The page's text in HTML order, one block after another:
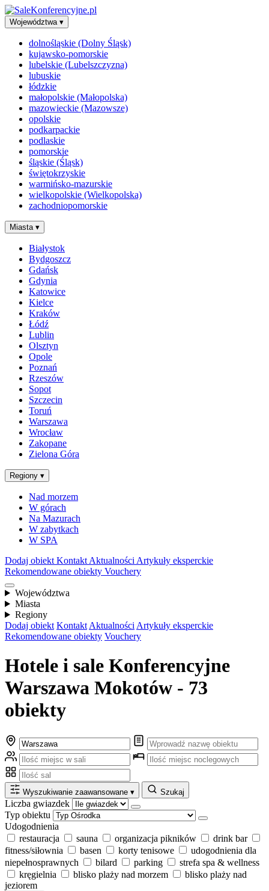
Województwa ▾
dolnośląskie (Dolny Śląsk)
kujawsko-pomorskie
lubelskie (Lubelszczyzna)
lubuskie
łódzkie
małopolskie (Małopolska)
mazowieckie (Mazowsze)
opolskie
podkarpackie
podlaskie
pomorskie
śląskie (Śląsk)
świętokrzyskie
warmińsko-mazurskie
wielkopolskie (Wielkopolska)
zachodniopomorskie
Miasta ▾
Białystok
Bydgoszcz
Gdańsk
Gdynia
Katowice
Kielce
Kraków
Łódź
Lublin
Olsztyn
Opole
Poznań
Rzeszów
Sopot
Szczecin
Toruń
Warszawa
Wrocław
Zakopane
Zielona Góra
Regiony ▾
Nad morzem
W górach
Na Mazurach
W zabytkach
W SPA
Dodaj obiekt Kontakt Aktualności Artykuły eksperckie
Rekomendowane obiekty Vouchery
Województwa
Miasta
Regiony
Dodaj obiekt Kontakt Aktualności Artykuły eksperckie
Rekomendowane obiekty Vouchery
Hotele i sale Konferencyjne
Warszawa Mokotów - 73
obiekty
Wyszukiwanie zaawansowane ▾ Szukaj
Liczba gwiazdek
Typ obiektu
Udogodnienia
restauracja
sauna organizacja pikników
drink bar
fitness/siłownia
basen korty tenisowe
udogodnienia dla
niepełnosprawnych
bilard parking
strefa spa & wellness
kręgielnia
blisko plaży nad morzem
blisko plaży nad
jeziorem